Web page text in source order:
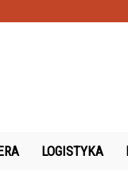
LOGISTYKA